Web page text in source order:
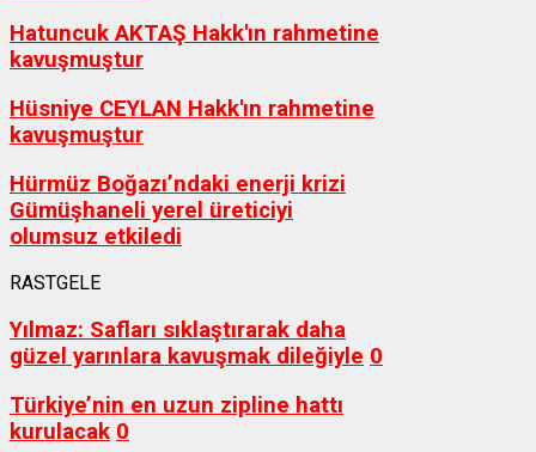
Hatuncuk AKTAŞ Hakk'ın rahmetine
kavuşmuştur
Hüsniye CEYLAN Hakk'ın rahmetine
kavuşmuştur
Hürmüz Boğazı’ndaki enerji krizi
Gümüşhaneli yerel üreticiyi
olumsuz etkiledi
RASTGELE
Yılmaz: Safları sıklaştırarak daha
güzel yarınlara kavuşmak dileğiyle 0
Türkiye’nin en uzun zipline hattı
kurulacak 0